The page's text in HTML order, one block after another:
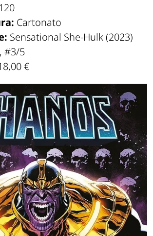
120
Cartonato
Sensational She-Hulk (2023)
#3/5
€